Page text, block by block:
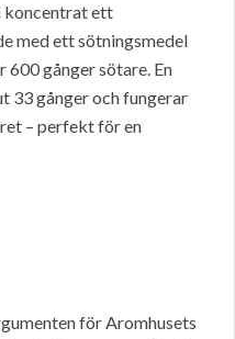
koncentrat ett
med ett sötningsmedel
600 gånger sötare. En
33 gånger och fungerar
– perfekt för en
för Aromhusets